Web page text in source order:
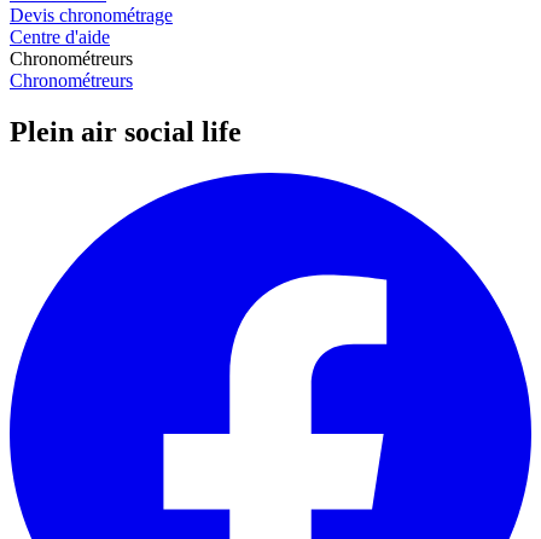
Devis chronométrage
Centre d'aide
Chronométreurs
Chronométreurs
Plein air social life